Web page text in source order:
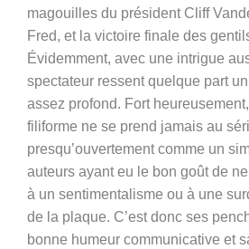
magouilles du président Cliff
Fred, et la victoire finale des
Évidemment, avec une intrigue
spectateur ressent quelque part
assez profond. Fort
filiforme ne se prend jamais au
presqu’ouvertement comme un
auteurs ayant eu le bon goût de
à un sentimentalisme ou à une
de la plaque. C’est donc ses
bonne humeur communicative et